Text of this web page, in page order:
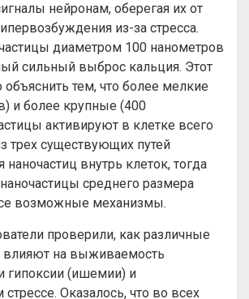
нейронам, оберегая их от
из-за стресса.
диаметром 100 нанометров
сильный выброс кальция. Этот
тем, что более мелкие
и более крупные (400
активируют в клетке всего
трех существующих путей
наночастиц внутрь клеток, тогда
среднего размера
возможные механизмы.
проверили, как различные
на выживаемость
гипоксии (ишемии) и
Оказалось, что во всех